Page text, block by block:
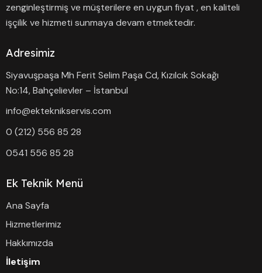
zenginleştirmiş ve müşterilere en uygun fiyat , en kaliteli
işçilik ve hizmeti sunmaya devam etmektedir.
Adresimiz
Siyavuşpaşa Mh Ferit Selim Paşa Cd, Kızılcık Sokağı
No:14, Bahçelievler – İstanbul
info@ekteknikservis.com
0 (212) 556 85 28
0541 556 85 28
Ek Teknik Menü
Ana Sayfa
Hizmetlerimiz
Hakkımızda
İletişim